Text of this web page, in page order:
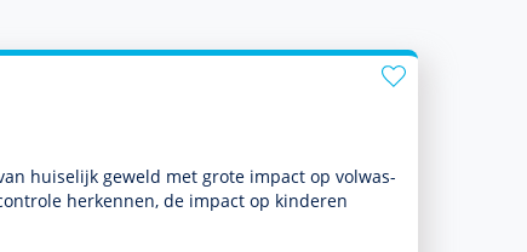
huiselijk geweld met grote impact op vol­was­
herkennen, de impact op kin­de­ren